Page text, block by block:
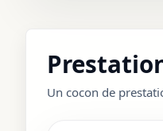
Un cocon de